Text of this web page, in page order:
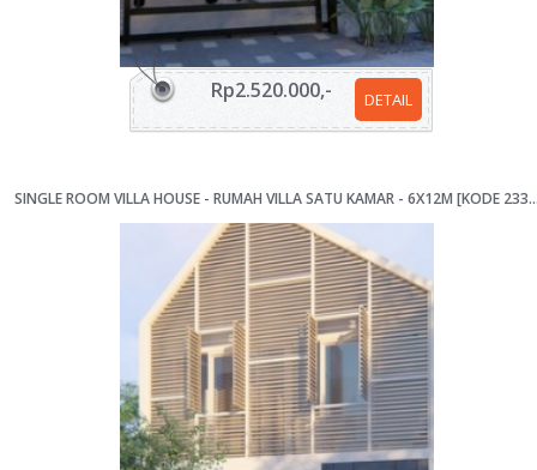
DETAIL
Rp2.520.000,-
SINGLE ROOM VILLA HOUSE - RUMAH